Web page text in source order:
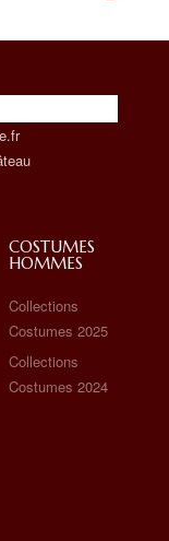
COSTUMES
HOMMES
Collections
Costumes 2025
Collections
Costumes 2024